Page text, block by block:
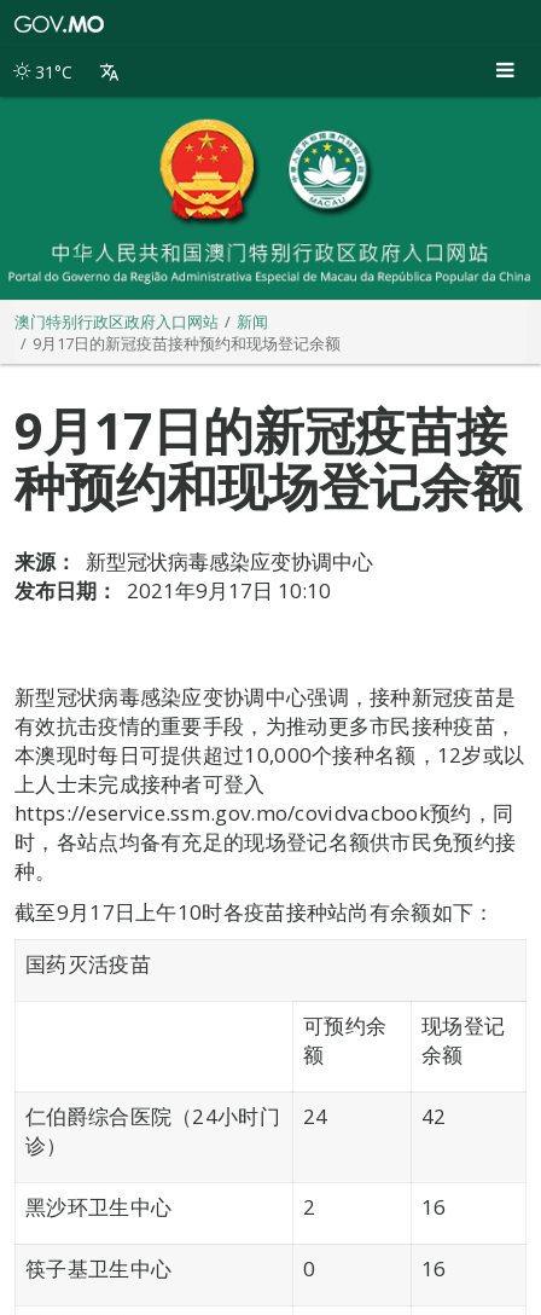
别
31°C
澳门特别行政区政府入口网站
新闻
9月17日的新冠疫苗接种预约和现场登记余额
9月17日的新冠疫苗接
种预约和现场登记余额
来源：
新型冠状病毒感染应变协调中心
发布日期：
2021年9月17日 10:10
新型冠状病毒感染应变协调中心强调，接种新冠疫苗是
有效抗击疫情的重要手段，为推动更多市民接种疫苗，
本澳现时每日可提供超过10,000个接种名额，12岁或以
上人士未完成接种者可登入
https://eservice.ssm.gov.mo/covidvacbook预约，同
时，各站点均备有充足的现场登记名额供市民免预约接
种。
截至9月17日上午10时各疫苗接种站尚有余额如下：
国药灭活疫苗
可预约余
额
现场登记
余额
仁伯爵综合医院（24小时门
诊）
24 42
黑沙环卫生中心 2 16
筷子基卫生中心 0 16